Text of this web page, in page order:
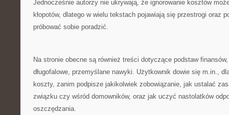
Jednocześnie autorzy nie ukrywają, że ignorowanie kosztów
kłopotów, dlatego w wielu tekstach pojawiają się przestrogi oraz
próbować sobie poradzić.
Na stronie obecne są również treści dotyczące podstaw
długofalowe, przemyślane nawyki. Użytkownik dowie się m.in.,
koszty, zanim podpisze jakikolwiek zobowiązanie, jak ustalać
związku czy wśród domowników, oraz jak uczyć nastolatków
oszczędzania.